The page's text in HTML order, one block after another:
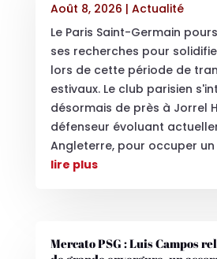
Août 8, 2026 | Actualité
Le Paris Saint-Germain
ses recherches pour
lors de cette période de
estivaux. Le club parisien
désormais de près à Jorrel
défenseur évoluant
Angleterre, pour occuper un
lire plus
Mercato PSG : Luis Campos